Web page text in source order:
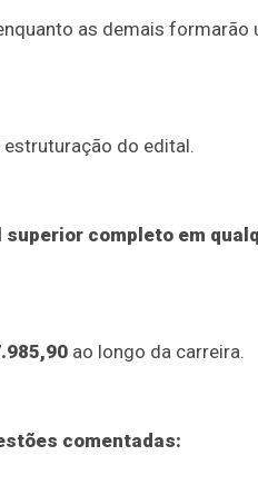
as demais formarão
do edital.
completo em
ao longo da carreira.
comentadas: